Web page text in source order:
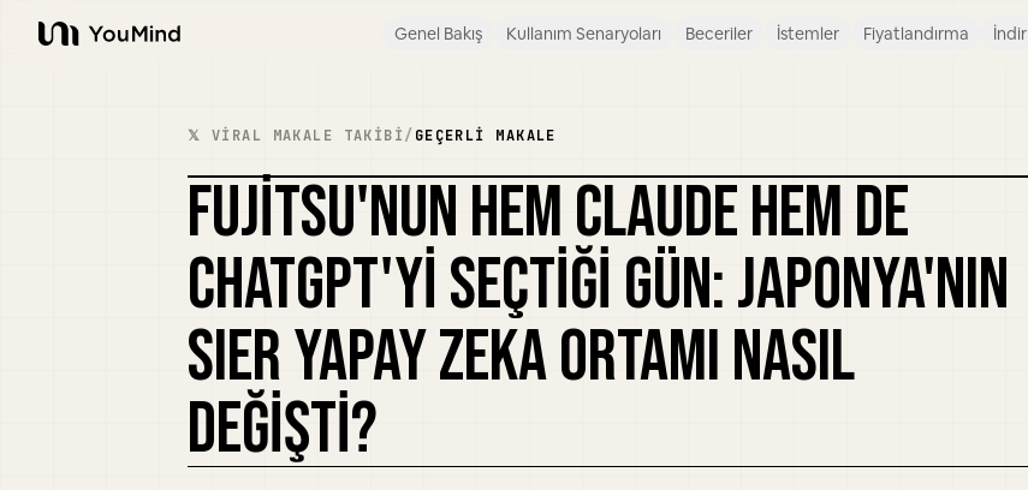
YouMind
Genel Bakış Kullanım Senaryoları Beceriler İstemler Fiyatlandırma İndir
𝕏 VIRAL MAKALE TAKIBI/ GEÇERLI MAKALE
FUJITSU'NUN HEM CLAUDE HEM DE
CHATGPT'YI SEÇTIĞI GÜN: JAPONYA'NIN
SIER YAPAY ZEKA ORTAMI NASIL
DEĞIŞTI?